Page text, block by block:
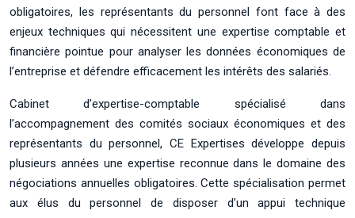
obligatoires, les représentants du personnel font face à des
enjeux techniques qui nécessitent une expertise comptable et
financière pointue pour analyser les données économiques de
l’entreprise et défendre efficacement les intérêts des salariés.
Cabinet d’expertise-comptable spécialisé dans
l’accompagnement des comités sociaux économiques et des
représentants du personnel, CE Expertises développe depuis
plusieurs années une expertise reconnue dans le domaine des
négociations annuelles obligatoires. Cette spécialisation permet
aux élus du personnel de disposer d’un appui technique